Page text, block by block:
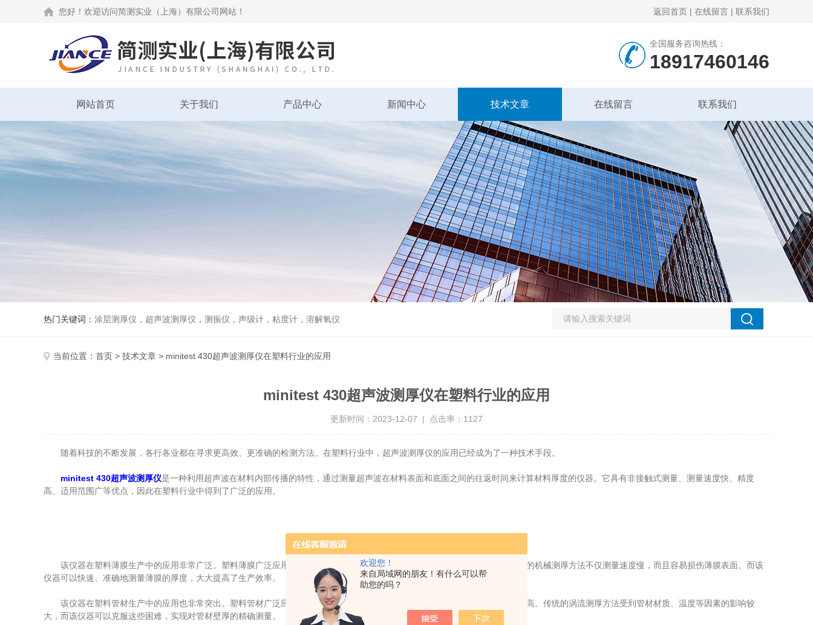
欢迎您！
来自局域网的朋友！有什么可以帮
助您的吗？
您好！欢迎访问简测实业（上海）有限公司网站！ 返回首页 | 在线留言 | 联系我们
全国服务咨询热线：
18917460146
网站首页 关于我们 产品中心 新闻中心 技术文章 在线留言 联系我们
热门关键词： 涂层测厚仪，超声波测厚仪，测振仪，声级计，粘度计，溶解氧仪
当前位置： 首页 > 技术文章 > minitest 430超声波测厚仪在塑料行业的应用
minitest 430超声波测厚仪在塑料行业的应用
更新时间：2023-12-07 | 点击率：1127
随着科技的不断发展，各行各业都在寻求更高效、更准确的检测方法。在塑料行业中，超声波测厚仪的应用已经成为了一种技术手段。
minitest 430超声波测厚仪是一种利用超声波在材料内部传播的特性，通过测量超声波在材料表面和底面之间的往返时间来计算材料厚度的仪器。它具有非接触式测量、测量速度快、精度
高、适用范围广等优点，因此在塑料行业中得到了广泛的应用。
该仪器在塑料薄膜生产中的应用非常广泛。塑料薄膜广泛应用于食品、医药、电子等领域，对其厚度的控制要求非常高。传统的机械测厚方法不仅测量速度慢，而且容易损伤薄膜表面。而该
仪器可以快速、准确地测量薄膜的厚度，大大提高了生产效率。
该仪器在塑料管材生产中的应用也非常突出。塑料管材广泛应用于给排水、通信、建筑等领域，对其壁厚的控制要求同样非常高。传统的涡流测厚方法受到管材材质、温度等因素的影响较
大，而该仪器可以克服这些困难，实现对管材壁厚的精确测量。